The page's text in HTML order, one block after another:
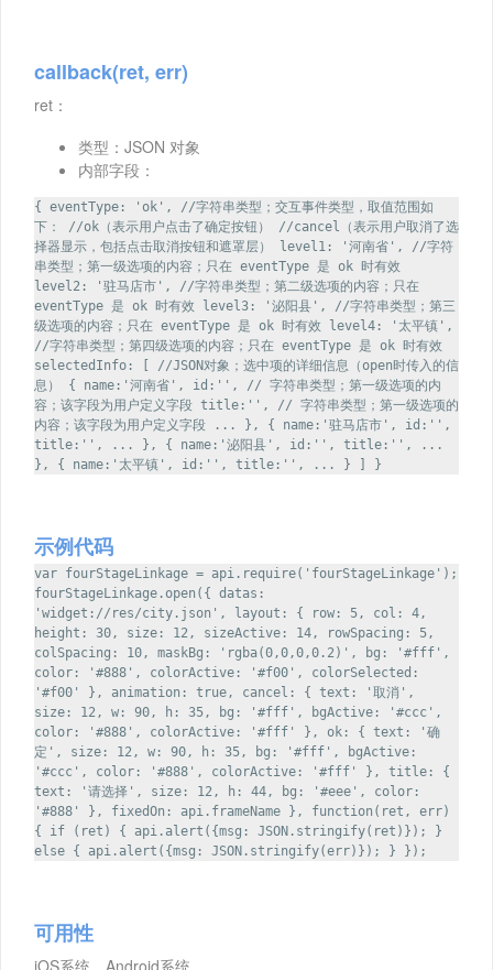
callback(ret, err)
ret：
类型：JSON 对象
内部字段：
{ eventType: 'ok', //字符串类型；交互事件类型，取值范围如
下： //ok（表示用户点击了确定按钮） //cancel（表示用户取消了选
择器显示，包括点击取消按钮和遮罩层） level1: '河南省', //字符
串类型；第一级选项的内容；只在 eventType 是 ok 时有效
level2: '驻马店市', //字符串类型；第二级选项的内容；只在
eventType 是 ok 时有效 level3: '泌阳县', //字符串类型；第三
级选项的内容；只在 eventType 是 ok 时有效 level4: '太平镇',
//字符串类型；第四级选项的内容；只在 eventType 是 ok 时有效
selectedInfo: [ //JSON对象；选中项的详细信息（open时传入的信
息） { name:'河南省', id:'', // 字符串类型；第一级选项的内
容；该字段为用户定义字段 title:'', // 字符串类型；第一级选项的
内容；该字段为用户定义字段 ... }, { name:'驻马店市', id:'',
title:'', ... }, { name:'泌阳县', id:'', title:'', ...
}, { name:'太平镇', id:'', title:'', ... } ] }
示例代码
var fourStageLinkage = api.require('fourStageLinkage');
fourStageLinkage.open({ datas:
'widget://res/city.json', layout: { row: 5, col: 4,
height: 30, size: 12, sizeActive: 14, rowSpacing: 5,
colSpacing: 10, maskBg: 'rgba(0,0,0,0.2)', bg: '#fff',
color: '#888', colorActive: '#f00', colorSelected:
'#f00' }, animation: true, cancel: { text: '取消',
size: 12, w: 90, h: 35, bg: '#fff', bgActive: '#ccc',
color: '#888', colorActive: '#fff' }, ok: { text: '确
定', size: 12, w: 90, h: 35, bg: '#fff', bgActive:
'#ccc', color: '#888', colorActive: '#fff' }, title: {
text: '请选择', size: 12, h: 44, bg: '#eee', color:
'#888' }, fixedOn: api.frameName }, function(ret, err)
{ if (ret) { api.alert({msg: JSON.stringify(ret)}); }
else { api.alert({msg: JSON.stringify(err)}); } });
可用性
iOS系统，Android系统